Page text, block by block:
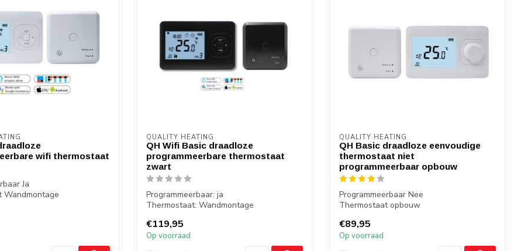
wifi thermostaat
Ja
Wandmontage
QUALITY HEATING
QH Wifi Basic draadloze
programmeerbare thermostaat
zwart
Programmeerbaar: ja
Thermostaat: Wandmontage
Bediening: via...
€119,95
Op voorraad
QUALITY HEATING
QH Basic draadloze eenvoudige
thermostaat niet
programmeerbaar opbouw
Programmeerbaar Nee
Thermostaat opbouw
Bediening via th...
€89,95
Op voorraad